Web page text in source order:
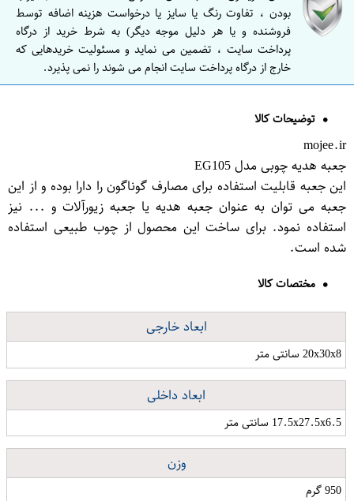
بودن ، تفاوت رنگ یا سایز یا درخواست هزینه اضافه توسط
فروشنده و یا هر دلیل موجه دیگر) به شرط خرید از درگاه
پرداخت سایت ، تضمین می نماید و مسئولیت خریدهایی که
خارج از درگاه پرداخت سایت انجام می شوند را نمی پذیرد.
توضیحات کالا
mojee.ir
جعبه هدیه چوبی مدل EG105
این جعبه قابلیت استفاده برای مصارف گوناگون را دارا بوده و از این
جعبه می توان به عنوان جعبه هدیه یا جعبه زیورآلات و ... نیز
استفاده نمود. برای ساخت این محصول از چوب طبیعی استفاده
شده است.
مختصات کالا
ابعاد خارجی
20x30x8 سانتی متر
ابعاد داخلی
17.5x27.5x6.5 سانتی متر
وزن
950 گرم